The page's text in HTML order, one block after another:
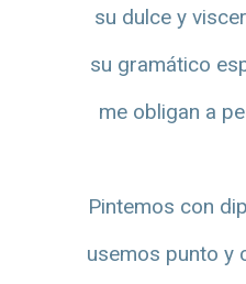
su dulce y
su gramático
me obligan a
Pintemos con
usemos punto y